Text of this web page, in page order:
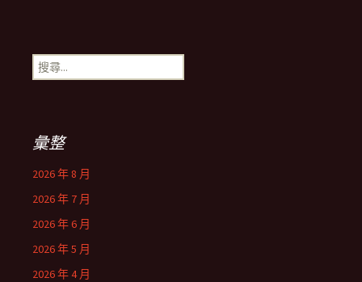
搜
尋
彙整
2026 年 8 月
2026 年 7 月
2026 年 6 月
2026 年 5 月
2026 年 4 月